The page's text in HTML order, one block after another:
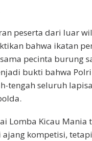
peserta dari luar
bahwa ikatan
pecinta burung
bukti bahwa
tengah seluruh
Lomba Kicau Mania
ajang kompetisi,